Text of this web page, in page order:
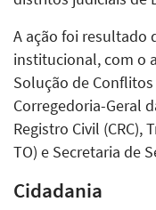
A ação foi resultado
institucional, com o
Solução de Conflitos
Corregedoria-Geral
Registro Civil (CRC),
TO) e Secretaria de
Cidadania